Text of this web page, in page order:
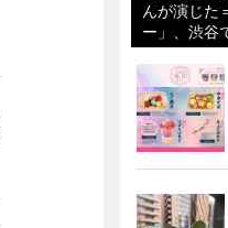
んが演じた
ー」、渋谷